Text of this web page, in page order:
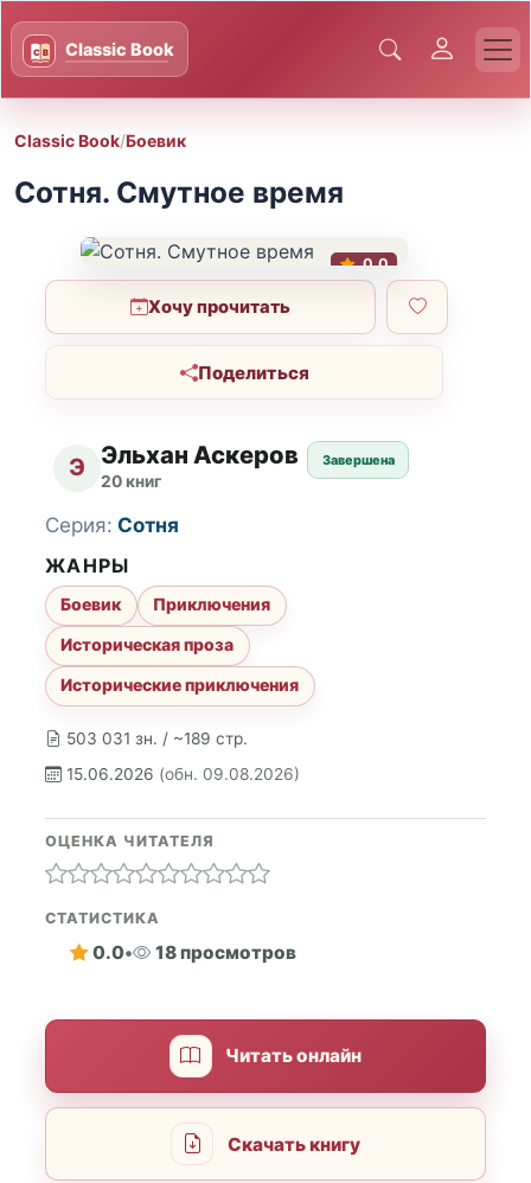
Classic Book/Боевик
Сотня. Смутное время
0.0
Хочу прочитать
Поделиться
Э Эльхан Аскеров
20 книг
Завершена
503 031 зн. / ~189 стр.
15.06.2026 (обн. 09.08.2026)
Серия: Сотня
ЖАНРЫ
Боевик
Приключения
Историческая проза
Исторические приключения
ОЦЕНКА ЧИТАТЕЛЯ
СТАТИСТИКА
0.0• 18 просмотров
Читать онлайн
Скачать книгу